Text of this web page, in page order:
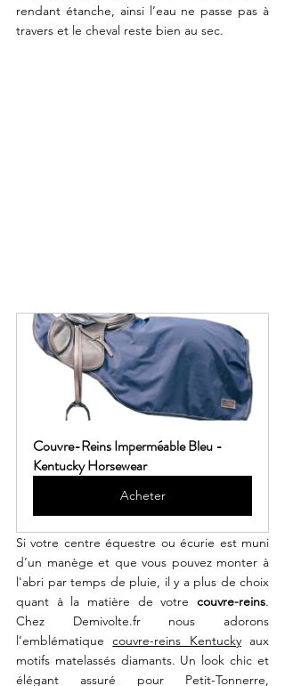
rendant étanche, ainsi l’eau ne passe pas à
travers et le cheval reste bien au sec.
Couvre-Reins Imperméable Bleu -
Kentucky Horsewear
Acheter
Si votre centre équestre ou écurie est muni
d’un manège et que vous pouvez monter à
l'abri par temps de pluie, il y a plus de choix
quant à la matière de votre couvre-reins.
Chez Demivolte.fr nous adorons
l’emblématique couvre-reins Kentucky aux
motifs matelassés diamants. Un look chic et
élégant assuré pour Petit-Tonnerre,